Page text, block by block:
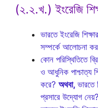
(২.২.খ.) ইংরেজি
ভারতে ইংরেজি
সম্পর্কে আলোচনা
কোন পরিস্থিতিতে
ও আধুনিক পাশ্চাত্য
করে? অথবা, ভারতে
প্রসারে উদ্যোগ নেয়?